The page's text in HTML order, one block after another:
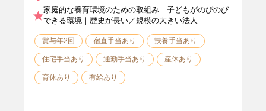
家庭的な養育環境のための取組み｜子どもがのびのび
できる環境｜歴史が長い／規模の大きい法人
賞与年2回 宿直手当あり 扶養手当あり
住宅手当あり 通勤手当あり 産休あり
育休あり 有給あり